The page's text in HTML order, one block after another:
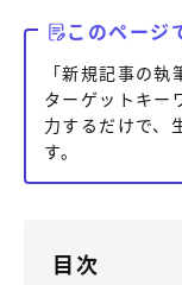
マーケティングサ
【店舗型ビジネス
ア
マーケティングサ
このページ
「新規記事の
ターゲットキー
力するだけで、
す。
目次